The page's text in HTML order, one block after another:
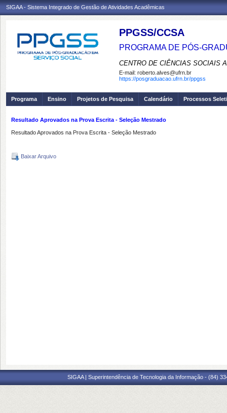
SIGAA - Sistema Integrado de Gestão de Atividades Acadêmicas
PPGSS/CCSA
PROGRAMA DE PÓS-
CENTRO DE CIÊNCIAS SOCIAIS
E-mail: roberto.alves@ufrn.br
https://posgraduacao.ufrn.br/ppgss
Programa Ensino Projetos de Pesquisa Calendário Processos
Resultado Aprovados na Prova Escrita - Seleção Mestrado
Resultado Aprovados na Prova Escrita - Seleção Mestrado
Baixar Arquivo
SIGAA | Superintendência de Tecnologia da Informação - (84)